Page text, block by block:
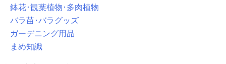
鉢花･観葉植物･多肉植物
バラ苗･バラグッズ
ガーデニング用品
まめ知識